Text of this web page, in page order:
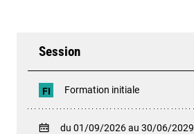
Session
FI Formation initiale
du 01/09/2026 au 30/06/2029